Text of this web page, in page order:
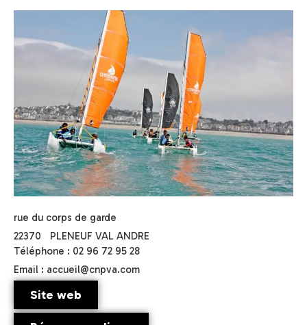
rue du corps de garde
22370
PLENEUF VAL ANDRE
Téléphone : 02 96 72 95 28
Email : accueil@cnpva.com
Site web